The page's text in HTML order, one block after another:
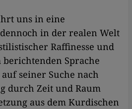
uns in eine
in der realen Welt
Raffinesse und
Sprache
seiner Suche nach
durch Zeit und Raum
aus dem Kurdischen